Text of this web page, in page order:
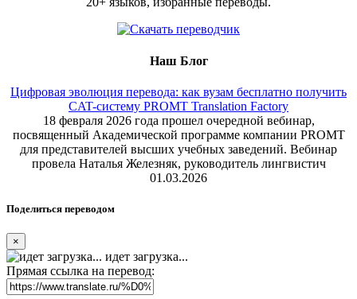
Наш Блог
Цифровая эволюция перевода: как вузам бесплатно получить
CAT-систему PROMT Translation Factory
18 февраля 2026 года прошел очередной вебинар,
посвященный Академической программе компании PROMT
для представителей высших учебных заведений. Вебинар
провела Наталья Железняк, руководитель лингвистич
01.03.2026
Поделиться переводом
×
идет загрузка...
Прямая ссылка на перевод: